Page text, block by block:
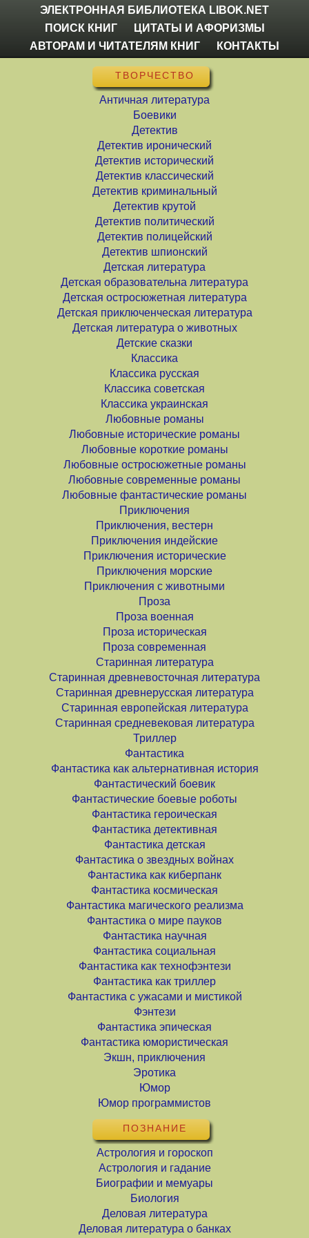
ЭЛЕКТРОННАЯ БИБЛИОТЕКА LIBOK.NET
ПОИСК КНИГ
ЦИТАТЫ И АФОРИЗМЫ
АВТОРАМ И ЧИТАТЕЛЯМ КНИГ
КОНТАКТЫ
ТВОРЧЕСТВО
Античная литература
Боевики
Детектив
Детектив иронический
Детектив исторический
Детектив классический
Детектив криминальный
Детектив крутой
Детектив политический
Детектив полицейский
Детектив шпионский
Детская литература
Детская образовательна литература
Детская остросюжетная литература
Детская приключенческая литература
Детская литература о животных
Детские сказки
Классика
Классика русская
Классика советская
Классика украинская
Любовные романы
Любовные исторические романы
Любовные короткие романы
Любовные остросюжетные романы
Любовные современные романы
Любовные фантастические романы
Приключения
Приключения, вестерн
Приключения индейские
Приключения исторические
Приключения морские
Приключения с животными
Проза
Проза военная
Проза историческая
Проза современная
Старинная литература
Старинная древневосточная литература
Старинная древнерусская литература
Старинная европейская литература
Старинная средневековая литература
Триллер
Фантастика
Фантастика как альтернативная история
Фантастический боевик
Фантастические боевые роботы
Фантастика героическая
Фантастика детективная
Фантастика детская
Фантастика о звездных войнах
Фантастика как киберпанк
Фантастика космическая
Фантастика магического реализма
Фантастика о мире пауков
Фантастика научная
Фантастика социальная
Фантастика как технофэнтези
Фантастика как триллер
Фантастика с ужасами и мистикой
Фэнтези
Фантастика эпическая
Фантастика юмористическая
Экшн, приключения
Эротика
Юмор
Юмор программистов
ПОЗНАНИЕ
Астрология и гороскоп
Астрология и гадание
Биографии и мемуары
Биология
Деловая литература
Деловая литература о банках